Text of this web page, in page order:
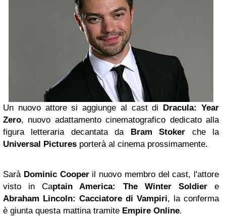
Un nuovo attore si aggiunge al cast di Dracula: Year
Zero, nuovo adattamento cinematografico dedicato alla
figura letteraria decantata da Bram Stoker che la
Universal Pictures porterà al cinema prossimamente.
Sarà Dominic Cooperil nuovo membro del cast, l'attore
visto in Captain America: The Winter Soldiere
Abraham Lincoln: Cacciatore di Vampiri, la conferma
è giunta questa mattina tramite Empire Online.